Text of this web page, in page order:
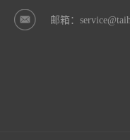
邮箱：